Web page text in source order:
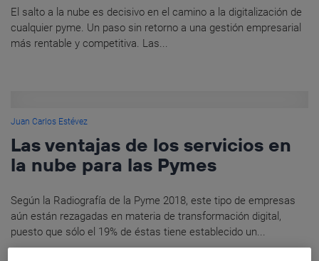
El salto a la nube es decisivo en el camino a la digitalización de
cualquier pyme. Un paso sin retorno a una gestión empresarial
más rentable y competitiva. Las...
Juan Carlos Estévez
Las ventajas de los servicios en
la nube para las Pymes
Según la Radiografía de la Pyme 2018, este tipo de empresas
aún están rezagadas en materia de transformación digital,
puesto que sólo el 19% de éstas tiene establecido un...